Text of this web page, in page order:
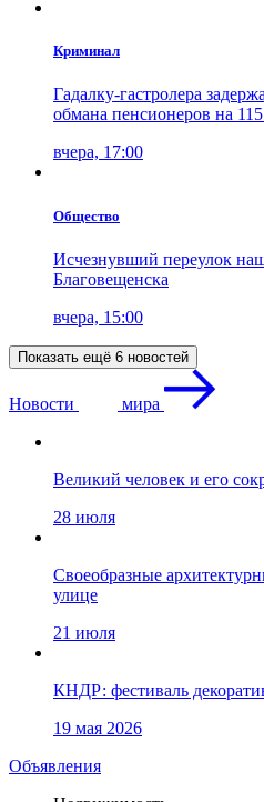
Криминал
Гадалку-гастролера
обмана пенсионеров на
вчера, 17:00
Общество
Исчезнувший переулок
Благовещенска
вчера, 15:00
Показать ещё 6 новостей
Новости мира
Великий человек и его
28 июля
Своеобразные
улице
21 июля
КНДР: фестиваль
19 мая 2026
Объявления